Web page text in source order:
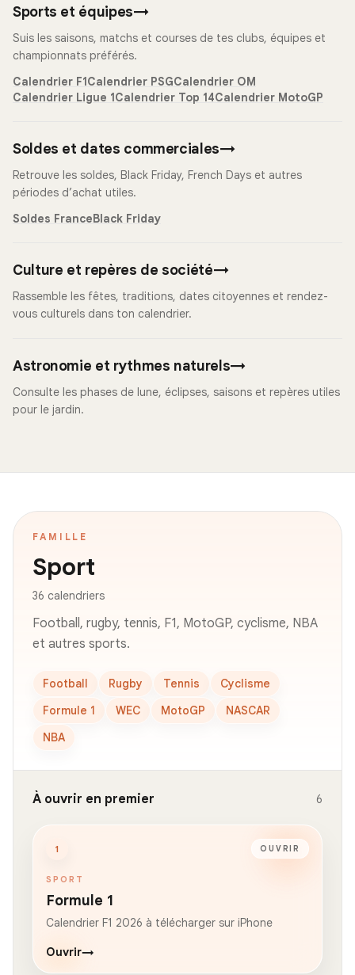
Sports et équipes→
Suis les saisons, matchs et courses de tes clubs, équipes et
championnats préférés.
Calendrier F1Calendrier PSGCalendrier OM
Calendrier Ligue 1Calendrier Top 14Calendrier MotoGP
Soldes et dates commerciales→
Retrouve les soldes, Black Friday, French Days et autres
périodes d’achat utiles.
Soldes FranceBlack Friday
Culture et repères de société→
Rassemble les fêtes, traditions, dates citoyennes et rendez-
vous culturels dans ton calendrier.
Astronomie et rythmes naturels→
Consulte les phases de lune, éclipses, saisons et repères utiles
pour le jardin.
FAMILLE
Sport
36 calendriers
Football, rugby, tennis, F1, MotoGP, cyclisme, NBA
et autres sports.
Football Rugby Tennis
Cyclisme
Formule 1
WEC MotoGP
NASCAR
NBA
À ouvrir en premier 6
1 OUVRIR
SPORT
Formule 1
Calendrier F1 2026 à télécharger sur iPhone
Ouvrir→